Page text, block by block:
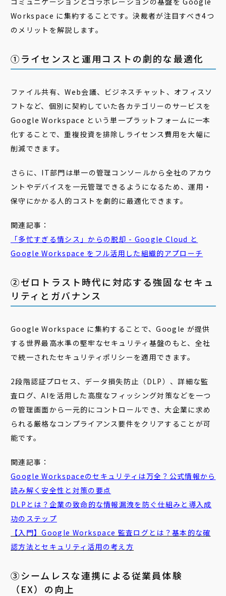
Workspace に集約することです。決裁者が注目すべき4つ
のメリットを解説します。
➀ライセンスと運用コストの劇的な最適化
ファイル共有、Web会議、ビジネスチャット、オフィスソ
フトなど、個別に契約していた各カテゴリーのサービスを
Google Workspace という単一プラットフォームに一本
化することで、重複投資を排除しライセンス費用を大幅に
削減できます。
さらに、IT部門は単一の管理コンソールから全社のアカウ
ントやデバイスを一元管理できるようになるため、運用・
保守にかかる人的コストを劇的に最適化できます。
関連記事：
「多忙すぎる情シス」からの脱却 - Google Cloud と
Google Workspace をフル活用した組織的アプローチ
②ゼロトラスト時代に対応する強固なセキュ
リティとガバナンス
Google Workspace に集約することで、Google が提供
する世界最高水準の堅牢なセキュリティ基盤のもと、全社
で統一されたセキュリティポリシーを適用できます。
2段階認証プロセス、データ損失防止（DLP）、詳細な監
査ログ、AIを活用した高度なフィッシング対策などを一つ
の管理画面から一元的にコントロールでき、大企業に求め
られる厳格なコンプライアンス要件をクリアすることが可
能です。
関連記事：
Google Workspaceのセキュリティは万全？公式情報から
読み解く安全性と対策の要点
DLPとは？企業の致命的な情報漏洩を防ぐ仕組みと導入成
功のステップ
【入門】Google Workspace 監査ログとは？基本的な確
認方法とセキュリティ活用の考え方
③シームレスな連携による従業員体験
（EX）の向上